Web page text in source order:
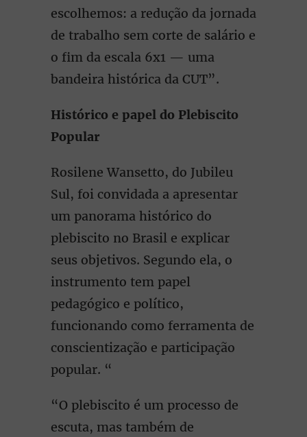
escolhemos: a redução da jornada
de trabalho sem corte de salário e
o fim da escala 6x1 — uma
bandeira histórica da CUT”.
Histórico e papel do Plebiscito
Popular
Rosilene Wansetto, do Jubileu
Sul, foi convidada a apresentar
um panorama histórico do
plebiscito no Brasil e explicar
seus objetivos. Segundo ela, o
instrumento tem papel
pedagógico e político,
funcionando como ferramenta de
conscientização e participação
popular. “
“O plebiscito é um processo de
escuta, mas também de